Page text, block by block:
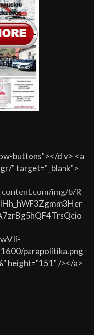
buttons"></div> <a
" target="_blank">
img/b/R
parapolitika.png
height="151" /></a>